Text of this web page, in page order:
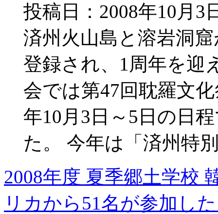
投稿日：2008年10月3
済州火山島と溶岩洞
登録され、1周年を迎
会では第47回耽羅文
年10月3日～5日の日
た。 今年は「済州特
2008年度 夏季郷土学校
リカから51名が参加し